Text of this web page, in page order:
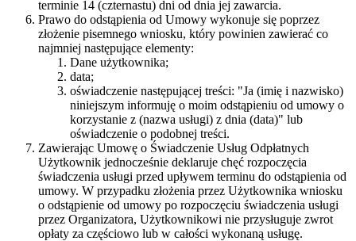
terminie 14 (czternastu) dni od dnia jej zawarcia.
Prawo do odstąpienia od Umowy wykonuje się poprzez
złożenie pisemnego wniosku, który powinien zawierać co
najmniej następujące elementy:
Dane użytkownika;
data;
oświadczenie następującej treści: "Ja (imię i nazwisko)
niniejszym informuję o moim odstąpieniu od umowy o
korzystanie z (nazwa usługi) z dnia (data)" lub
oświadczenie o podobnej treści.
Zawierając Umowę o Świadczenie Usług Odpłatnych
Użytkownik jednocześnie deklaruje chęć rozpoczęcia
świadczenia usługi przed upływem terminu do odstąpienia od
umowy. W przypadku złożenia przez Użytkownika wniosku
o odstąpienie od umowy po rozpoczęciu świadczenia usługi
przez Organizatora, Użytkownikowi nie przysługuje zwrot
opłaty za częściowo lub w całości wykonaną usługę.